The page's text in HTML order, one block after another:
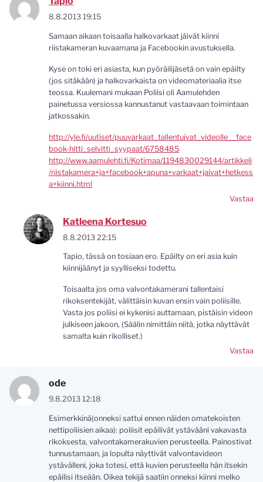
8.8.2013 19:15
Samaan aikaan toisaalla halkovarkaat jäivät kiinni
riistakameran kuvaamana ja Facebookin avustuksella.
Kyse on toki eri asiasta, kun pyöräilijäsetä on vain epäilty
(jos sitäkään) ja halkovarkaista on videomateriaalia itse
teossa. Kuulemani mukaan Poliisi oli Aamulehden
painetussa versiossa kannustanut vastaavaan toimintaan
jatkossakin.
http://yle.fi/uutiset/puuvarkaat_tallentuivat_videolle__face
book-hitti_selvitti_syypaat/6758485
http://www.aamulehti.fi/Kotimaa/1194830029144/artikkeli
/riistakamera+ja+facebook+apuna+varkaat+jaivat+hetkess
a+kiinni.html
Vastaa
Katleena Kortesuo
8.8.2013 22:15
Tapio, tässä on tosiaan ero. Epäilty on eri asia kuin
kiinnijäänyt ja syylliseksi todettu.
Toisaalta jos oma valvontakamerani tallentaisi
rikoksentekijät, välittäisin kuvan ensin vain poliisille.
Vasta jos poliisi ei kykenisi auttamaan, pistäisin videon
julkiseen jakoon, (Säälin nimittäin niitä, jotka näyttävät
samalta kuin rikolliset.)
Vastaa
ode
9.8.2013 12:18
Esimerkkinä(onneksi sattui ennen näiden omatekoisten
nettipoliisien aikaa): poliisit epäilivät ystävääni vakavasta
rikoksesta, valvontakamerakuvien perusteella. Painostivat
tunnustamaan, ja lopulta näyttivät valvontavideon
ystävälleni, joka totesi, että kuvien perusteella hän itsekin
epäilisi itseään. Oikea tekijä saatiin onneksi kiinni melko